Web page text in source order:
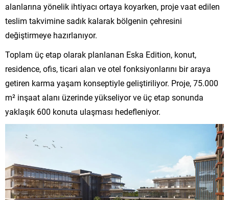
alanlarına yönelik ihtiyacı ortaya koyarken, proje vaat edilen
teslim takvimine sadık kalarak bölgenin çehresini
değiştirmeye hazırlanıyor.
Toplam üç etap olarak planlanan Eska Edition, konut,
residence, ofis, ticari alan ve otel fonksiyonlarını bir araya
getiren karma yaşam konseptiyle geliştiriliyor. Proje, 75.000
m² inşaat alanı üzerinde yükseliyor ve üç etap sonunda
yaklaşık 600 konuta ulaşması hedefleniyor.